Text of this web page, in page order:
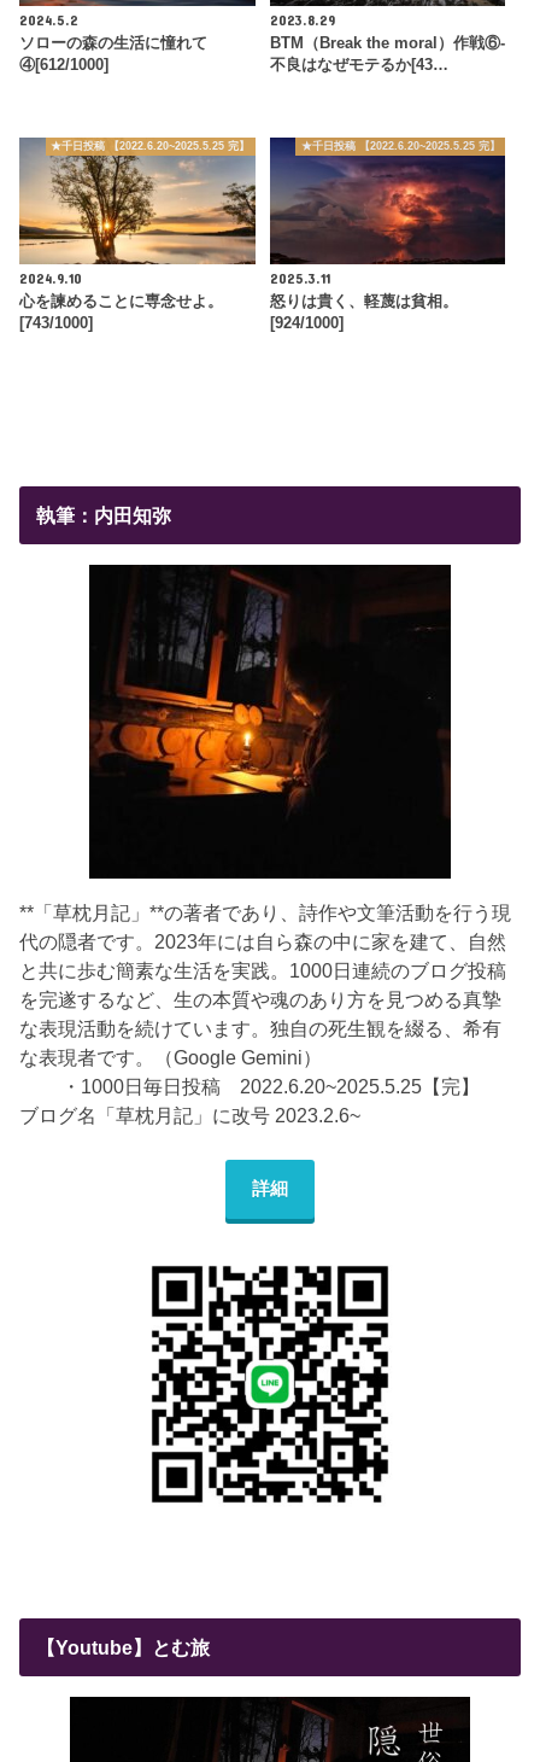
2024.5.2
ソローの森の生活に憧れて
④[612/1000]
2023.8.29
BTM（Break the moral）作戦⑥-
不良はなぜモテるか[43…
★千日投稿 【2022.6.20~2025.5.25 完】
2024.9.10
心を諫めることに専念せよ。
[743/1000]
★千日投稿 【2022.6.20~2025.5.25 完】
2025.3.11
怒りは貴く、軽蔑は貧相。
[924/1000]
執筆：内田知弥
**「草枕月記」**の著者であり、詩作や文筆活動を行う現
代の隠者です。2023年には自ら森の中に家を建て、自然
と共に歩む簡素な生活を実践。1000日連続のブログ投稿
を完遂するなど、生の本質や魂のあり方を見つめる真摯
な表現活動を続けています。独自の死生観を綴る、希有
な表現者です。（Google Gemini）
・1000日毎日投稿 2022.6.20~2025.5.25【完】
ブログ名「草枕月記」に改号 2023.2.6~
詳細
【Youtube】とむ旅